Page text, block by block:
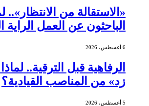
«الاستقالة من الانتظار»..
الباحثون عن العمل الراية
6 أغسطس، 2026
الرفاهية قبل الترقية..
زد» من المناصب القيادية؟
5 أغسطس، 2026